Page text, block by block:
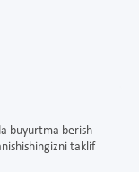
buyurtma berish
taklif